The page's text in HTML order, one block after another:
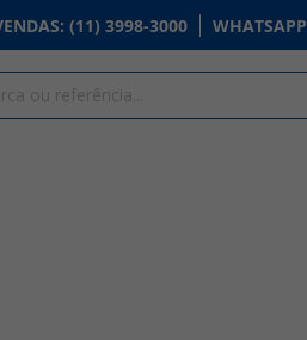
: (11) 3998-3000 WHATSAPP